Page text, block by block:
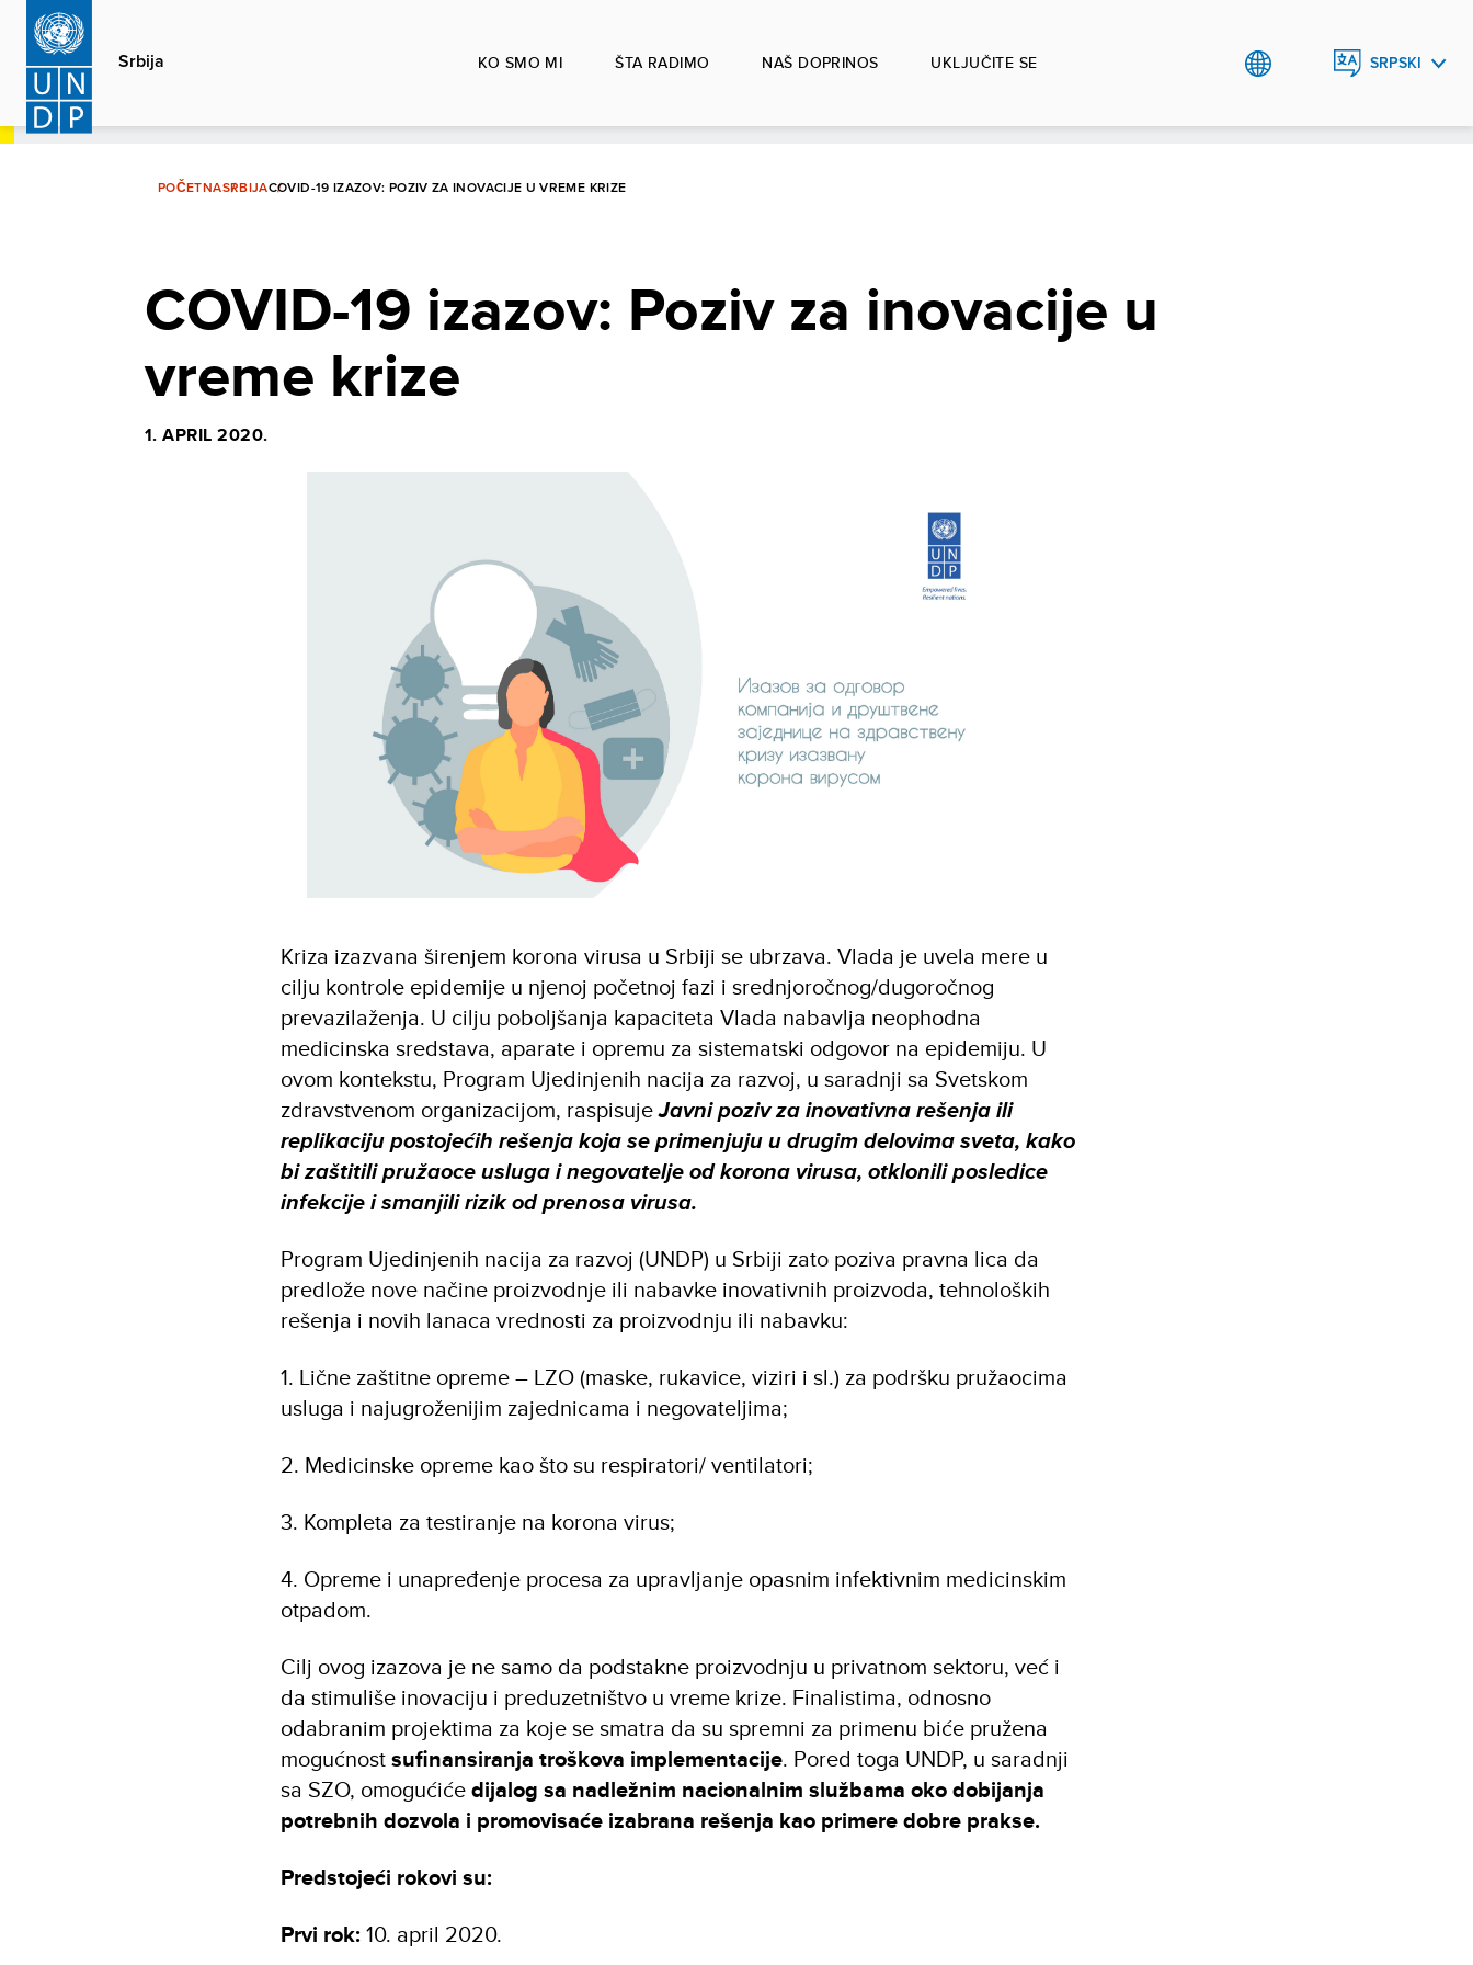
Skip
main
content
Srbija KO SMO MI ŠTA RADIMO NAŠ DOPRINOS UKLJUČITE SE SRPSKI
POČETNASRBIJACOVID-19 IZAZOV: POZIV ZA INOVACIJE U VREME KRIZE
COVID-19 izazov: Poziv za inovacije u
vreme krize
1. APRIL 2020.
Kriza izazvana širenjem korona virusa u Srbiјi se ubrzava. Vlada je uvela mere u
cilju kontrole epidemije u njenoj početnoj fazi i srednjoročnog/dugoročnog
prevazilaženja. U cilju poboljšanja kapaciteta Vlada nabavlja neophodna
medicinska sredstava, aparate i opremu za sistematski odgovor na epidemiju. U
ovom kontekstu, Program Ujedinjenih nacija za razvoj, u saradnji sa Svetskom
zdravstvenom organizacijom, raspisujeJavni poziv za inovativna rešenja ili
replikaciju postojećih rešenja koja se primenjuju u drugim delovima sveta, kako
bi zaštitili pružaoce usluga i negovatelje od korona virusa, otklonili posledice
infekcije i smanjili rizik od prenosa virusa.
Program Ujedinjenih nacija za razvoj (UNDP) u Srbiji zato poziva pravna lica da
predlože nove načine proizvodnje ili nabavke inovativnih proizvoda, tehnoloških
rešenja i novih lanaca vrednosti za proizvodnju ili nabavku:
1. Lične zaštitne opreme – LZO (maske, rukavice, viziri i sl.) za podršku pružaocima
usluga i najugroženijim zajednicama i negovateljima;
2. Medicinske opreme kao što su respiratori/ ventilatori;
3. Kompleta za testiranje na korona virus;
4. Opreme i unapređenje procesa za upravljanje opasnim infektivnim medicinskim
otpadom.
Cilj ovog izazova je ne samo da podstakne proizvodnju u privatnom sektoru, već i
da stimuliše inovaciju i preduzetništvo u vreme krize. Finalistima, odnosno
odabranim projektima za koje se smatra da su spremni za primenu biće pružena
mogućnostsufinansiranja troškova implementacije. Pored toga UNDP, u saradnji
sa SZO, omogućićedijalog sa nadležnim nacionalnim službama oko dobijanja
potrebnih dozvola i promovisaće izabrana rešenja kao primere dobre prakse.
Predstojeći rokovi su:
Prvi rok:10. april 2020.